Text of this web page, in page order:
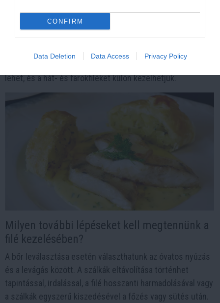
CONFIRM
Data Deletion Data Access Privacy Policy
Az alaplépések közé tartozik az oldalsó vágás a fej
közelében, a hal hosszában haladva a gerinchús mentén,
majd a gerinc mentén végigmenve óvatosan leválasztjuk a
lehet, és a hát- és farokfiléket külön kezelhetjük.
Milyen további lépéseket kell megtennünk a
filé kezelésében?
A bőr leválasztása esetén választhatunk az óvatos nyúzás
és a levágás között. A szálkák eltávolítása történhet
tapintással, irdalással, a filé hosszanti harmadolásával vagy
a szálkák egyszerű kiszedésével a főzés vagy sütés után.